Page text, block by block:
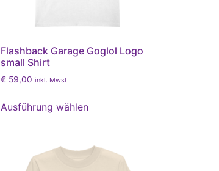
Flashback Garage Goglol Logo
small Shirt
€ 59,00 inkl. Mwst
Ausführung wählen